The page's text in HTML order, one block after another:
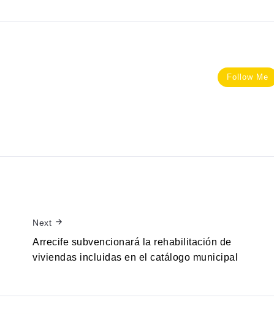
Follow Me
Next
Arrecife subvencionará la rehabilitación de
viviendas incluidas en el catálogo municipal